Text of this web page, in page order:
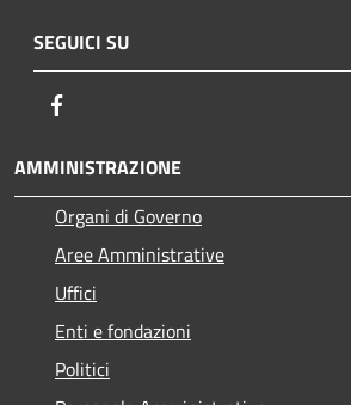
SEGUICI SU
AMMINISTRAZIONE
Organi di Governo
Aree Amministrative
Uffici
Enti e fondazioni
Politici